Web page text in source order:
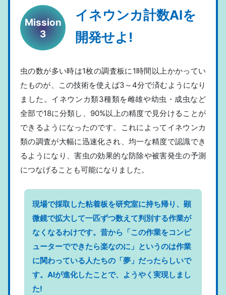
Mission
3
イネウンカ計数AIを
開発せよ!
虫の数が多い時は1枚の調査板に1時間以上かかってい
たものが、この技術を使えば3～4分で済むようになり
ました。イネウンカ類3種類を雌雄や幼虫・成虫など
全部で18に分類し、90%以上の精度で見分けることが
できるようになったのです。これによってイネウンカ
類の調査が大幅に迅速化され、均一な精度で認識でき
るようになり、害虫の効果的な防除や被害発生の予測
につなげることも可能になりました。
現場で採取した粘着板を研究室に持ち帰り、顕
微鏡で拡大して一匹ずつ数えて判別する作業が
なくなるわけです。昔から「この作業をコンピ
ューターでできたら楽なのに」というのは作業
に関わっている人たちの「夢」だったらしいで
す。AIが進化したことで、ようやく実現しまし
た!